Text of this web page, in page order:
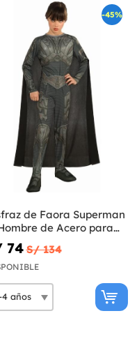
-45%
de Faora Superman
de Acero para
74 S/ 134